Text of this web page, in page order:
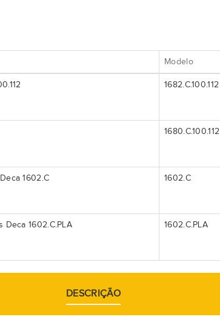
Modelo
1682.C.100.112
1680.C.100.112
1602.C 1602.C
Deca 1602.C.PLA 1602.C.PLA
DESCRIÇÃO